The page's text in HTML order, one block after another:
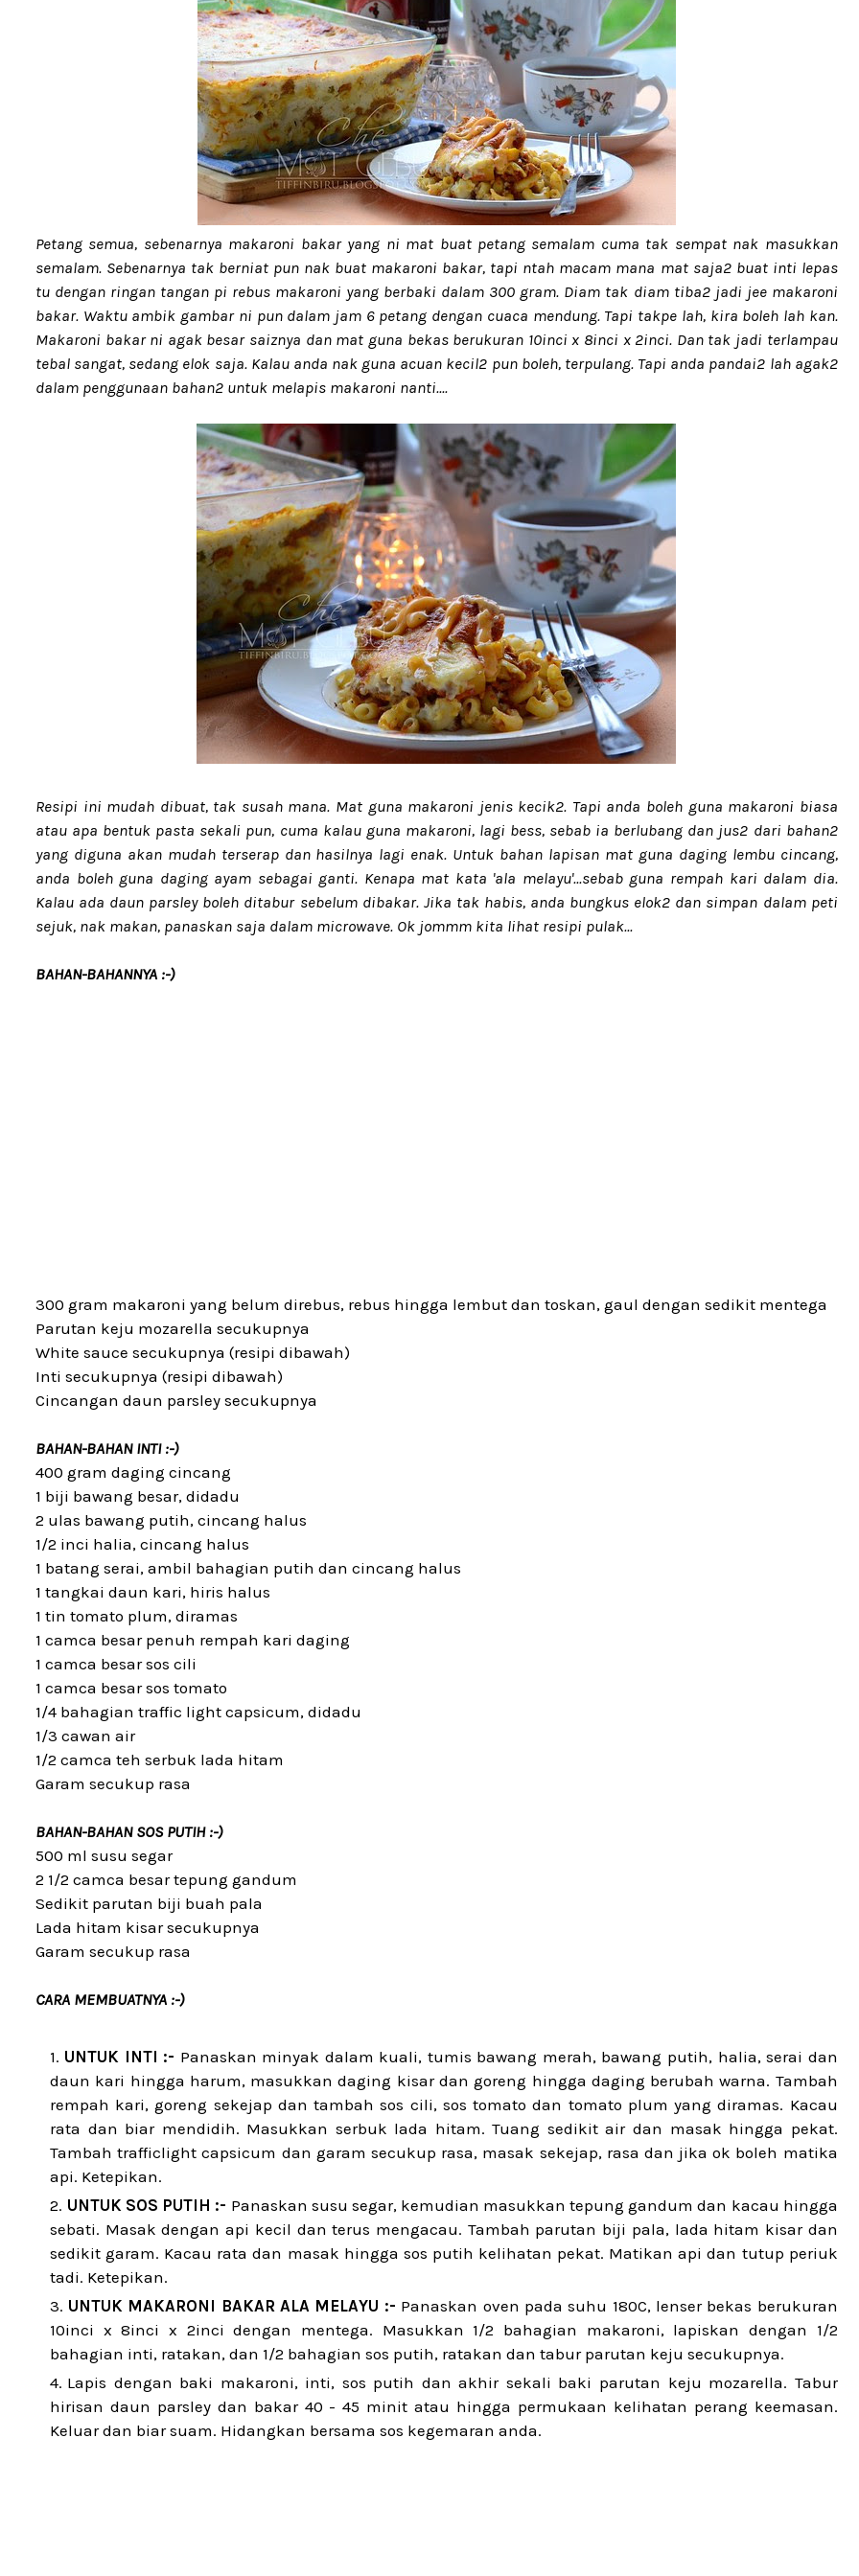
Petang semua, sebenarnya makaroni bakar yang ni mat buat petang semalam cuma tak sempat nak masukkan
semalam. Sebenarnya tak berniat pun nak buat makaroni bakar, tapi ntah macam mana mat saja2 buat inti lepas
tu dengan ringan tangan pi rebus makaroni yang berbaki dalam 300 gram. Diam tak diam tiba2 jadi jee makaroni
bakar. Waktu ambik gambar ni pun dalam jam 6 petang dengan cuaca mendung. Tapi takpe lah, kira boleh lah kan.
Makaroni bakar ni agak besar saiznya dan mat guna bekas berukuran 10inci x 8inci x 2inci. Dan tak jadi terlampau
tebal sangat, sedang elok saja. Kalau anda nak guna acuan kecil2 pun boleh, terpulang. Tapi anda pandai2 lah agak2
dalam penggunaan bahan2 untuk melapis makaroni nanti....
Resipi ini mudah dibuat, tak susah mana. Mat guna makaroni jenis kecik2. Tapi anda boleh guna makaroni biasa
atau apa bentuk pasta sekali pun, cuma kalau guna makaroni, lagi bess, sebab ia berlubang dan jus2 dari bahan2
yang diguna akan mudah terserap dan hasilnya lagi enak. Untuk bahan lapisan mat guna daging lembu cincang,
anda boleh guna daging ayam sebagai ganti. Kenapa mat kata 'ala melayu'...sebab guna rempah kari dalam dia.
Kalau ada daun parsley boleh ditabur sebelum dibakar. Jika tak habis, anda bungkus elok2 dan simpan dalam peti
sejuk, nak makan, panaskan saja dalam microwave. Ok jommm kita lihat resipi pulak...
BAHAN-BAHANNYA :-)
300 gram makaroni yang belum direbus, rebus hingga lembut dan toskan, gaul dengan sedikit mentega
Parutan keju mozarella secukupnya
White sauce secukupnya (resipi dibawah)
Inti secukupnya (resipi dibawah)
Cincangan daun parsley secukupnya
BAHAN-BAHAN INTI :-)
400 gram daging cincang
1 biji bawang besar, didadu
2 ulas bawang putih, cincang halus
1/2 inci halia, cincang halus
1 batang serai, ambil bahagian putih dan cincang halus
1 tangkai daun kari, hiris halus
1 tin tomato plum, diramas
1 camca besar penuh rempah kari daging
1 camca besar sos cili
1 camca besar sos tomato
1/4 bahagian traffic light capsicum, didadu
1/3 cawan air
1/2 camca teh serbuk lada hitam
Garam secukup rasa
BAHAN-BAHAN SOS PUTIH :-)
500 ml susu segar
2 1/2 camca besar tepung gandum
Sedikit parutan biji buah pala
Lada hitam kisar secukupnya
Garam secukup rasa
CARA MEMBUATNYA :-)
UNTUK INTI :- Panaskan minyak dalam kuali, tumis bawang merah, bawang putih, halia, serai dan
daun kari hingga harum, masukkan daging kisar dan goreng hingga daging berubah warna. Tambah
rempah kari, goreng sekejap dan tambah sos cili, sos tomato dan tomato plum yang diramas. Kacau
rata dan biar mendidih. Masukkan serbuk lada hitam. Tuang sedikit air dan masak hingga pekat.
Tambah trafficlight capsicum dan garam secukup rasa, masak sekejap, rasa dan jika ok boleh matika
api. Ketepikan.
UNTUK SOS PUTIH :- Panaskan susu segar, kemudian masukkan tepung gandum dan kacau hingga
sebati. Masak dengan api kecil dan terus mengacau. Tambah parutan biji pala, lada hitam kisar dan
sedikit garam. Kacau rata dan masak hingga sos putih kelihatan pekat. Matikan api dan tutup periuk
tadi. Ketepikan.
UNTUK MAKARONI BAKAR ALA MELAYU :- Panaskan oven pada suhu 180C, lenser bekas berukuran
10inci x 8inci x 2inci dengan mentega. Masukkan 1/2 bahagian makaroni, lapiskan dengan 1/2
bahagian inti, ratakan, dan 1/2 bahagian sos putih, ratakan dan tabur parutan keju secukupnya.
Lapis dengan baki makaroni, inti, sos putih dan akhir sekali baki parutan keju mozarella. Tabur
hirisan daun parsley dan bakar 40 - 45 minit atau hingga permukaan kelihatan perang keemasan.
Keluar dan biar suam. Hidangkan bersama sos kegemaran anda.